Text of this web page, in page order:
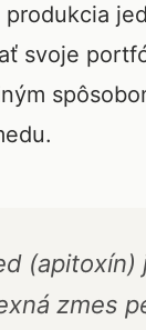
svoje
(apitoxín)
zmes